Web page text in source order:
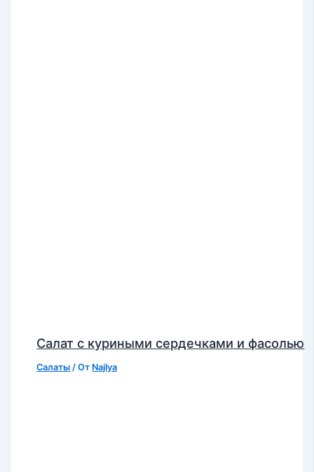
Салат с куриными сердечками и фасолью
Салаты / От Najlya